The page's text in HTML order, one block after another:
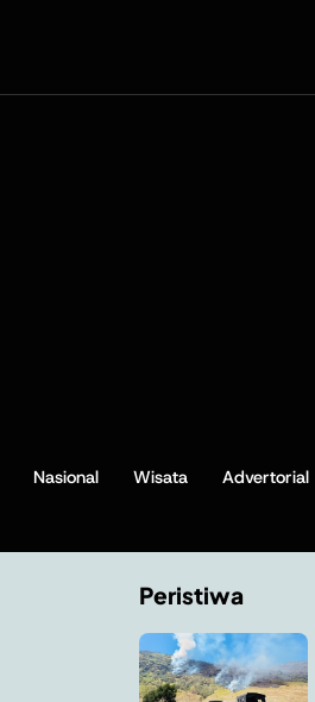
Nasional Wisata Advertorial
Peristiwa